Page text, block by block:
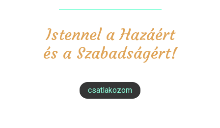
Istennel a Hazáért
és a Szabadságért!
csatlakozom